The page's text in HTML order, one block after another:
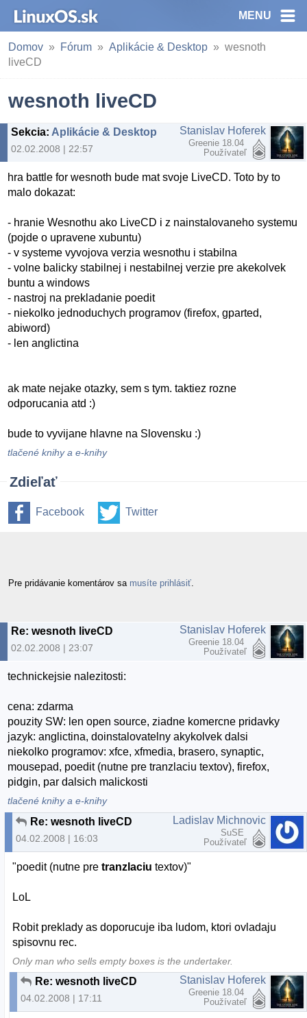
MENU
Domov Fórum Aplikácie & Desktop
wesnoth
liveCD
wesnoth liveCD
Sekcia: Aplikácie & Desktop
02.02.2008 | 22:57
Stanislav Hoferek
Greenie 18.04
Používateľ
hra battle for wesnoth bude mat svoje LiveCD. Toto by to
malo dokazat:
- hranie Wesnothu ako LiveCD i z nainstalovaneho systemu
(pojde o upravene xubuntu)
- v systeme vyvojova verzia wesnothu i stabilna
- volne balicky stabilnej i nestabilnej verzie pre akekolvek
buntu a windows
- nastroj na prekladanie poedit
- niekolko jednoduchych programov (firefox, gparted,
abiword)
- len anglictina
ak mate nejake otazky, sem s tym. taktiez rozne
odporucania atd :)
bude to vyvijane hlavne na Slovensku :)
tlačené knihy a e-knihy
Zdieľať
Facebook Twitter
Pre pridávanie komentárov sa musíte prihlásiť
Re: wesnoth liveCD
02.02.2008 | 23:07
Stanislav Hoferek
Greenie 18.04
Používateľ
technickejsie nalezitosti:
cena: zdarma
pouzity SW: len open source, ziadne komercne pridavky
jazyk: anglictina, doinstalovatelny akykolvek dalsi
niekolko programov: xfce, xfmedia, brasero, synaptic,
mousepad, poedit (nutne pre tranzlaciu textov), firefox,
pidgin, par dalsich malickosti
tlačené knihy a e-knihy
Re: wesnoth liveCD
04.02.2008 | 16:03
Ladislav Michnovic
SuSE
Používateľ
"poedit (nutne pretranzlaciu textov)"
LoL
Robit preklady as doporucuje iba ludom, ktori ovladaju
spisovnu rec.
Only man who sells empty boxes is the undertaker.
Re: wesnoth liveCD
04.02.2008 | 17:11
Stanislav Hoferek
Greenie 18.04
Používateľ